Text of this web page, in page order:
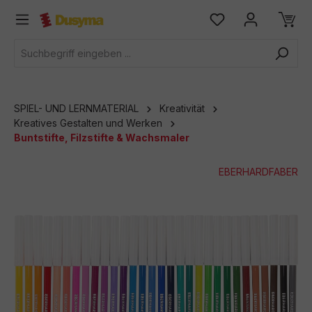
springen
SPIEL- UND LERNMATERIAL
Kreativität
Kreatives Gestalten und Werken
Buntstifte, Filzstifte & Wachsmaler
EBERHARDFABER